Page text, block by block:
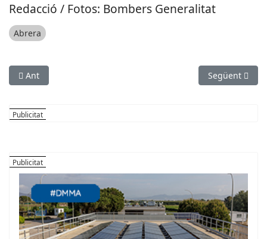
Redacció / Fotos: Bombers Generalitat
Abrera
Article anterior: ESPORTS (CABLE-WAKESKATE): La
Ant Article
Següent